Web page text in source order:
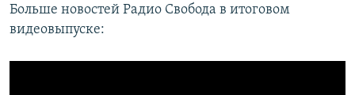
Больше новостей Радио Свобода в итоговом
видеовыпуске: